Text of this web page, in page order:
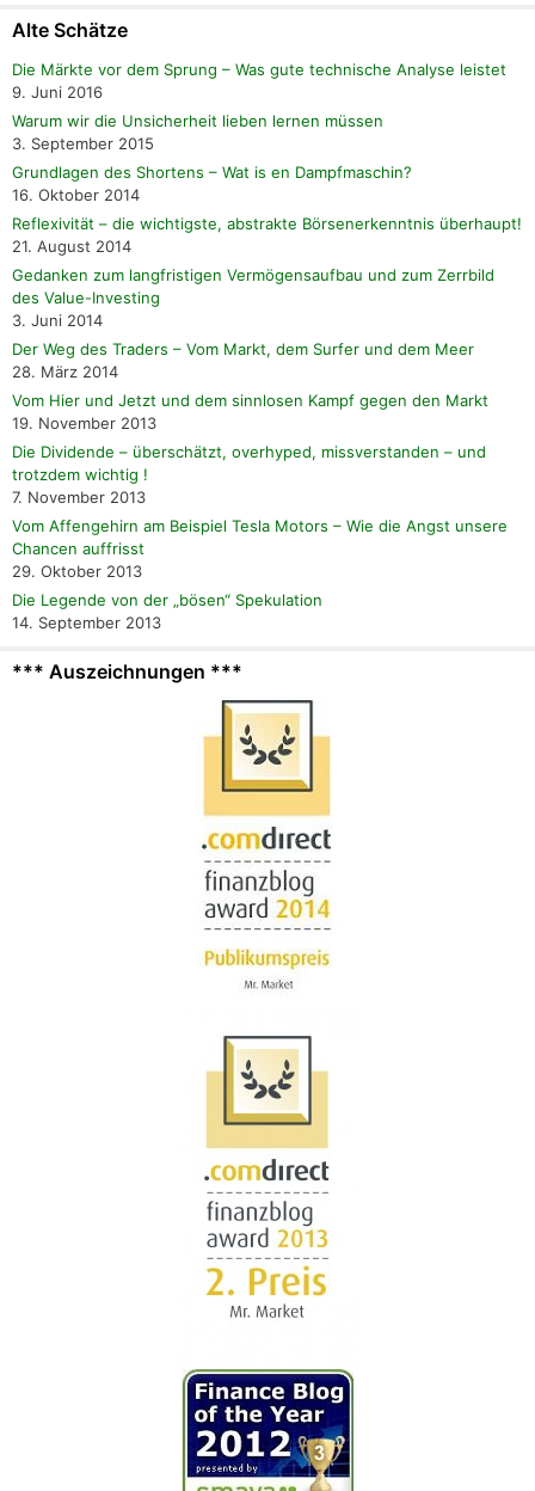
Alte Schätze
Die Märkte vor dem Sprung – Was gute technische Analyse leistet
9. Juni 2016
Warum wir die Unsicherheit lieben lernen müssen
3. September 2015
Grundlagen des Shortens – Wat is en Dampfmaschin?
16. Oktober 2014
Reflexivität – die wichtigste, abstrakte Börsenerkenntnis überhaupt!
21. August 2014
Gedanken zum langfristigen Vermögensaufbau und zum Zerrbild
des Value-Investing
3. Juni 2014
Der Weg des Traders – Vom Markt, dem Surfer und dem Meer
28. März 2014
Vom Hier und Jetzt und dem sinnlosen Kampf gegen den Markt
19. November 2013
Die Dividende – überschätzt, overhyped, missverstanden – und
trotzdem wichtig !
7. November 2013
Vom Affengehirn am Beispiel Tesla Motors – Wie die Angst unsere
Chancen auffrisst
29. Oktober 2013
Die Legende von der „bösen“ Spekulation
14. September 2013
*** Auszeichnungen ***